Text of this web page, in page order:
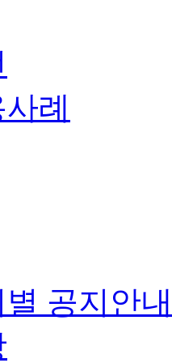
례
공지안내